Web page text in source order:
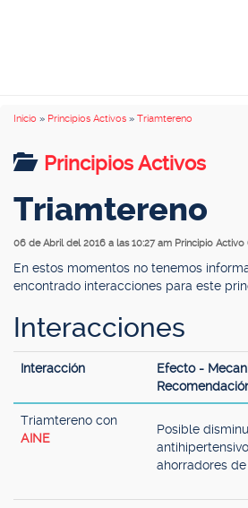
Inicio » Principios Activos » Triamtereno
Principios Activos
Triamtereno
06 de Abril del 2016 a las 10:27 am Principio Activo
En estos momentos no tenemos
encontrado interacciones para este
Interacciones
Interacción
Efecto -
Triamtereno con
AINE
Posible
ahorradores de